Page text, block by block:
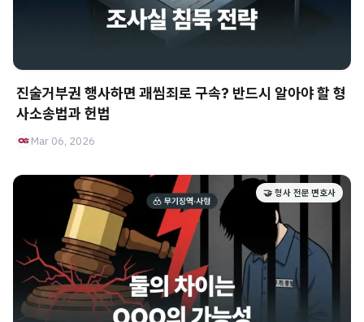
진술거부권 행사하면 괘씸죄로 구속? 반드시 알아야 할 형
사소송법과 헌법
Mar 06, 2026
🤝 형사 전문 변호사